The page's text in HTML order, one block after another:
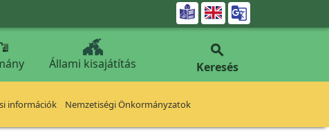

Állami kisajátítás

Keresés
információk Nemzetiségi Önkormányzatok